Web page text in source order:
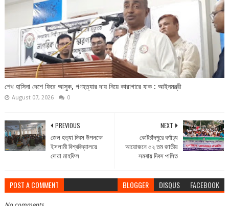
শেখ হাসিনা দেশে ফিরে আসুক, গণহত্যার দায় নিয়ে কারাগারে যাক : আইনমন্ত্রী
August 07, 2026 0
NEXT
কোটচাঁদপুরে বর্ণাঢ্য
আয়োজনে ৫২ তম জাতীয়
সমবায় দিবস পালিত
PREVIOUS
জেল হত্যা দিবস উপলক্ষে
ইসলামী বিশ্ববিদ্যালয়ে
দোয়া মাহফিল
POST A COMMENT BLOGGER DISQUS FACEBOOK